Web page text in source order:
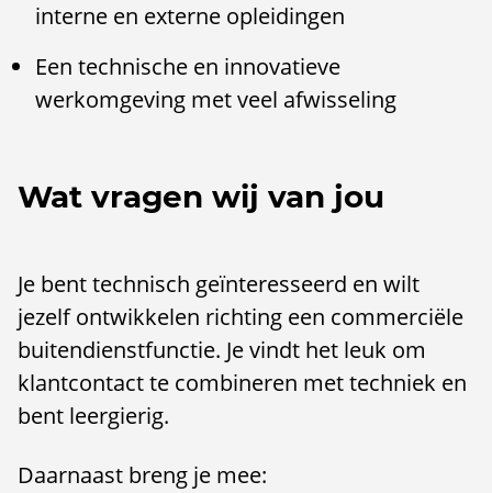
interne en externe opleidingen
Een technische en innovatieve
werkomgeving met veel afwisseling
Wat vragen wij van jou
Je bent technisch geïnteresseerd en wilt
jezelf ontwikkelen richting een commerciële
buitendienstfunctie. Je vindt het leuk om
klantcontact te combineren met techniek en
bent leergierig.
Daarnaast breng je mee: